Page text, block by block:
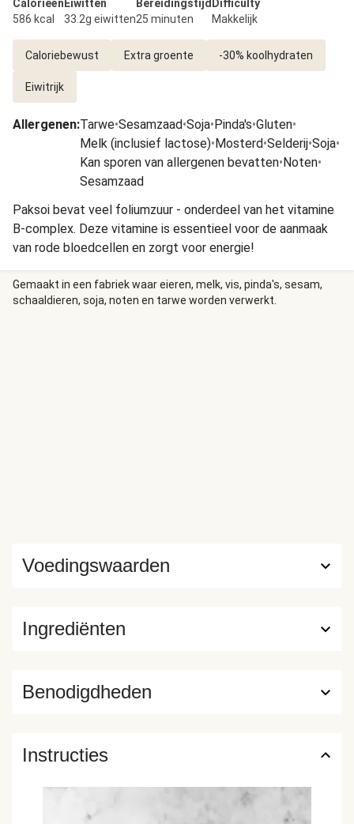
Calorieën
586 kcal
Eiwitten
33.2g eiwitten
Bereidingstijd
25 minuten
Difficulty
Makkelijk
Caloriebewust Extra groente -30% koolhydraten
Eiwitrijk
Allergenen:Tarwe•Sesamzaad•Soja•Pinda's•Gluten•
Melk (inclusief lactose)•Mosterd•Selderij•Soja•
Kan sporen van allergenen bevatten•Noten•
Sesamzaad
Paksoi bevat veel foliumzuur - onderdeel van het vitamine
B-complex. Deze vitamine is essentieel voor de aanmaak
van rode bloedcellen en zorgt voor energie!
Gemaakt in een fabriek waar eieren, melk, vis, pinda's, sesam,
schaaldieren, soja, noten en tarwe worden verwerkt.
Ingrediënten
Voedingswaarden
Benodigdheden
Instructies